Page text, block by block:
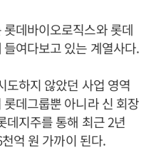
데바이오로직스와 롯데
여다보고 있는 계열사다.
도하지 않았던 사업 영역
데그룹뿐 아니라 신 회장
데지주를 통해 최근 2년
억 원 가까이 된다.